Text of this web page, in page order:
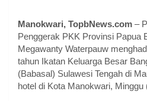
Manokwari, TopbNews.com –
Penggerak PKK Provinsi Papua
Megawanty Waterpauw
tahun Ikatan Keluarga Besar
(Babasal) Sulawesi Tengah di
hotel di Kota Manokwari, Minggu